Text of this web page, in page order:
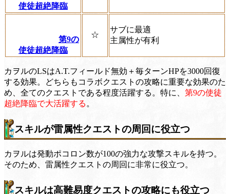
使徒超絶降臨
第9の
使徒超絶降臨
☆
サブに最適
主属性が有利
カヲルのLSはA.T.フィールド無効＋毎ターンHPを3000回復
する効果。どちらもコラボクエストの攻略に重要な効果のた
め、全てのクエストである程度活躍する。特に、 第9の使徒
超絶降臨で大活躍する 。
スキルが雷属性クエストの周回に役立つ
カヲルは発動ポコロン数が100の強力な攻撃スキルを持つ。
そのため、雷属性クエストの周回に非常に役立つ。
スキルは高難易度クエストの攻略にも役立つ